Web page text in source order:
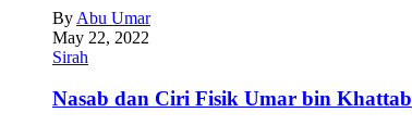
By Abu Umar
May 22, 2022
Sirah
Nasab dan Ciri Fisik Umar bin Khattab